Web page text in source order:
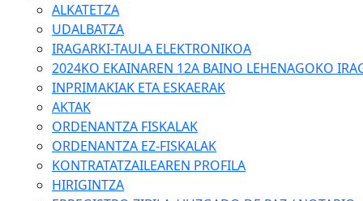
ALKATETZA
UDALBATZA
IRAGARKI-TAULA ELEKTRONIKOA
2024KO EKAINAREN 12A BAINO LEHENAGOKO
INPRIMAKIAK ETA ESKAERAK
AKTAK
ORDENANTZA FISKALAK
ORDENANTZA EZ-FISKALAK
KONTRATATZAILEAREN PROFILA
HIRIGINTZA